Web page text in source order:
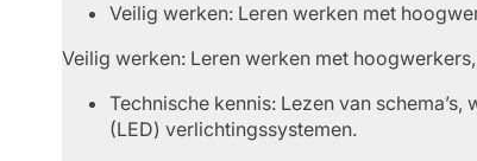
Veilig werken: Leren werken met
Veilig werken: Leren werken met
Technische kennis: Lezen van
(LED) verlichtingssystemen.